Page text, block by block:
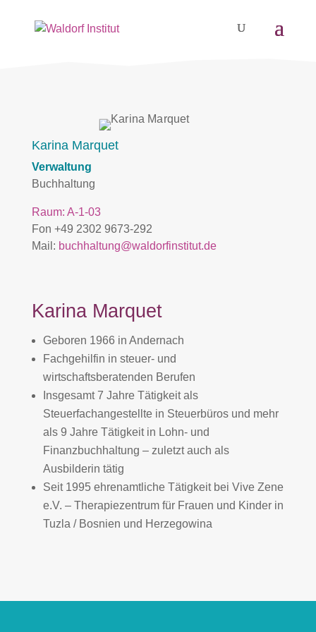
Karina Marquet
Verwaltung
Buchhaltung
Raum: A-1-03
Fon +49 2302 9673-292
Mail: buchhaltung@waldorfinstitut.de
Karina Marquet
Geboren 1966 in Andernach
Fachgehilfin in steuer- und
wirtschaftsberatenden Berufen
Insgesamt 7 Jahre Tätigkeit als
Steuerfachangestellte in Steuerbüros und mehr
als 9 Jahre Tätigkeit in Lohn- und
Finanzbuchhaltung – zuletzt auch als
Ausbilderin tätig
Seit 1995 ehrenamtliche Tätigkeit bei Vive Zene
e.V. – Therapiezentrum für Frauen und Kinder in
Tuzla / Bosnien und Herzegowina